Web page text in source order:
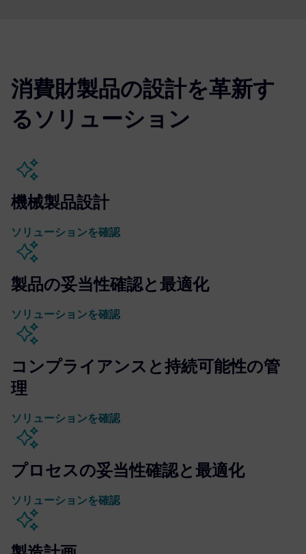
消費財製品の設計を革新す
るソリューション
機械製品設計
ソリューションを確認
製品の妥当性確認と最適化
ソリューションを確認
コンプライアンスと持続可能性の管
理
ソリューションを確認
プロセスの妥当性確認と最適化
ソリューションを確認